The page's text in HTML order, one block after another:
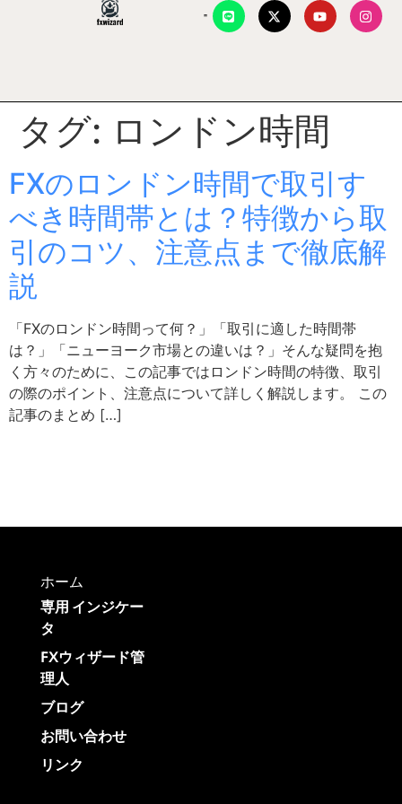
タグ: ロンドン時間
FXのロンドン時間で取引す
べき時間帯とは？特徴から取
引のコツ、注意点まで徹底解
説
「FXのロンドン時間って何？」「取引に適した時間帯
は？」「ニューヨーク市場との違いは？」そんな疑問を抱
く方々のために、この記事ではロンドン時間の特徴、取引
の際のポイント、注意点について詳しく解説します。 この
記事のまとめ […]
ホーム
専用 インジケー
タ
FXウィザード管
理人
ブログ
お問い合わせ
リンク